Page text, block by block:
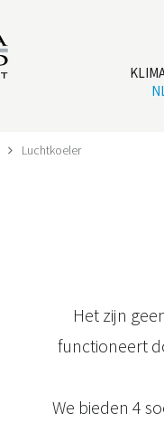
Luchtkoeler
Het zijn
functioneert
We bieden 4